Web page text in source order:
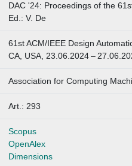
DAC '24: Proceedings of the
Ed.: V. De
61st ACM/IEEE Design
CA, USA, 23.06.2024 –
Association for Computing
Art.: 293
Scopus
OpenAlex
Dimensions